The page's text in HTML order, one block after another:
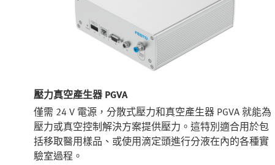
壓力真空產生器 PGVA
僅需 24 V 電源，分散式壓力和真空產生器 PGVA 就能為
壓力或真空控制解決方案提供壓力。這特別適合用於包
括移取醫用樣品、或使用滴定頭進行分液在內的各種實
驗室過程。